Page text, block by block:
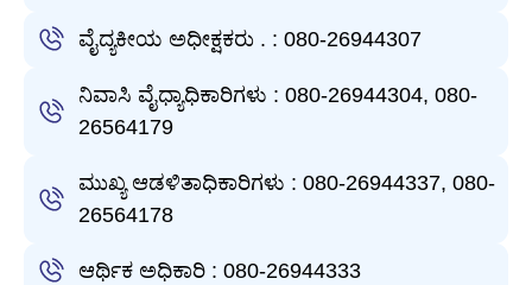
ವೈದ್ಯಕೀಯ ಅಧೀಕ್ಷಕರು . : 080-26944307
ನಿವಾಸಿ ವೈಧ್ಯಾಧಿಕಾರಿಗಳು : 080-26944304, 080-
26564179
ಮುಖ್ಯ ಆಡಳಿತಾಧಿಕಾರಿಗಳು : 080-26944337, 080-
26564178
ಆರ್ಥಿಕ ಅಧಿಕಾರಿ : 080-26944333